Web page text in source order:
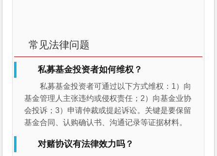
常见法律问题
私募基金投资者如何维权？
私募基金投资者可通过以下方式维权：1）向
基金管理人主张违约或侵权责任；2）向基金业协
会投诉；3）申请仲裁或提起诉讼。关键是要保留
基金合同、认购确认书、沟通记录等证据材料。
对赌协议有法律效力吗？